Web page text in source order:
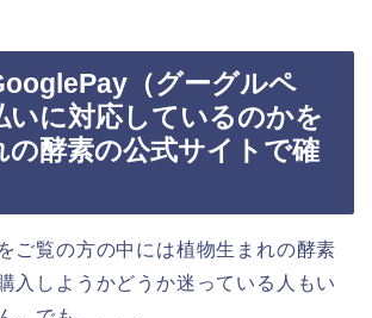
（グーグルペ
いに対応しているのかを
の酵素の公式サイトで確
ご覧の方の中には植物生まれの酵素
入しようかどうか迷っている人もい